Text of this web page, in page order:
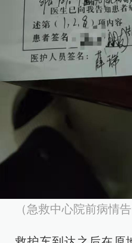
（急救中心院前病情告